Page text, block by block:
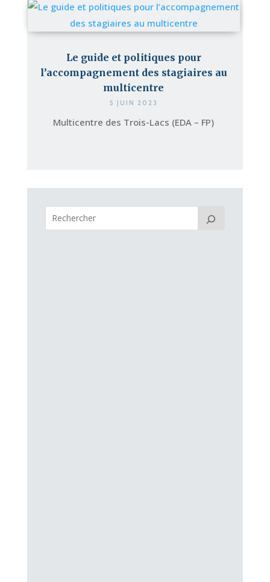
Le guide et politiques pour
l’accompagnement des stagiaires au
multicentre
5 JUIN 2023
Multicentre des Trois-Lacs (EDA – FP)